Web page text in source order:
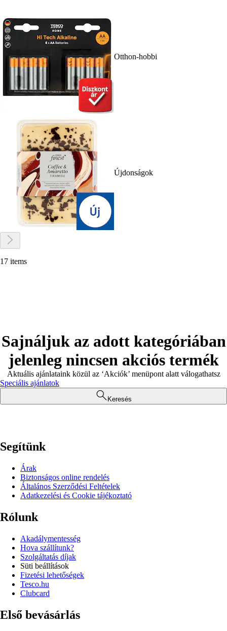
Otthon-hobbi
Újdonságok
17 items
Sajnáljuk az adott kategóriában
jelenleg nincsen akciós termék
Aktuális ajánlataink közül az ‘Akciók’ menüpont alatt válogathatsz
Speciális ajánlatok
Keresés
Segítünk
Árak
Biztonságos online rendelés
Általános Szerződési Feltételek
Adatkezelési és Cookie tájékoztató
Rólunk
Akadálymentesség
Hova szállítunk?
Szolgáltatás díjak
Süti beállítások
Fizetési lehetőségek
Tesco.hu
Clubcard
Első bevásárlás